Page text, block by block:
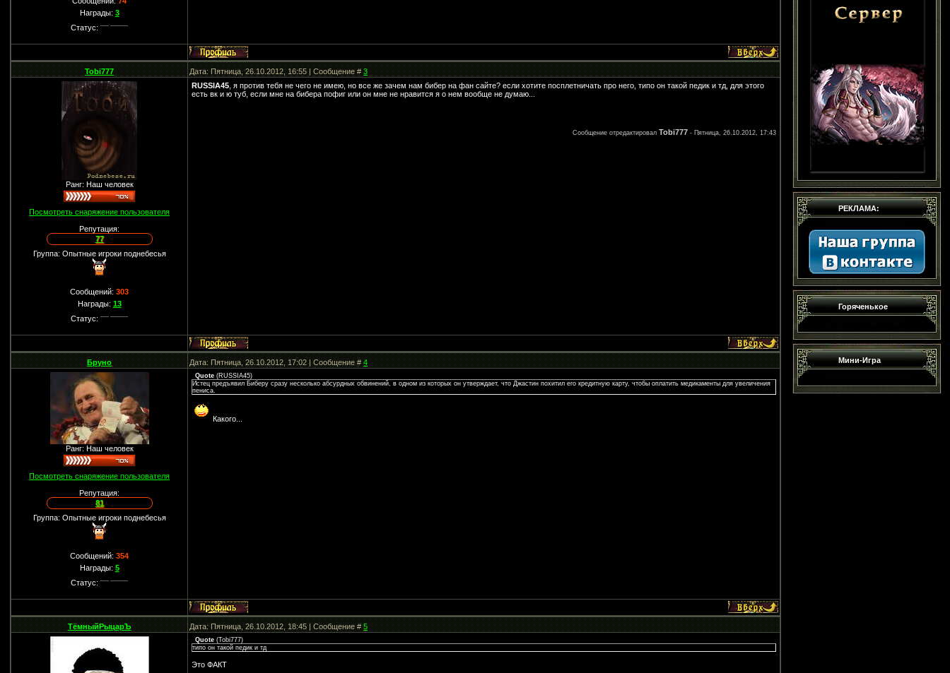
Награды: 3
Статус:
Tobi777 Дата: Пятница, 26.10.2012, 16:55 | Сообщение #3
Ранг: Наш человек
Посмотреть снаряжение пользователя
Репутация:
77
Группа: Опытные игроки поднебесья
Сообщений:303
Награды: 13
Статус:
RUSSIA45 , я против тебя не чего не имею, но все же зачем нам бибер на фан сайте? если хотите посплетничать про него, типо он такой педик и тд, для этого
есть вк и ю туб, если мне на бибера пофиг или он мне не нравится я о нем вообще не думаю...
Сообщение отредактировалTobi777 - Пятница, 26.10.2012, 17:43
Бруно Дата: Пятница, 26.10.2012, 17:02 | Сообщение #4
Ранг: Наш человек
Посмотреть снаряжение пользователя
Репутация:
81
Группа: Опытные игроки поднебесья
Сообщений:354
Награды: 5
Статус:
Quote (RUSSIA45)
Истец предъявил Биберу сразу несколько абсурдных обвинений, в одном из которых он утверждает, что Джастин похитил его кредитную карту, чтобы оплатить медикаменты для увеличения
пениса.
Какого...
ТёмныйРыцарЪ Дата: Пятница, 26.10.2012, 18:45 | Сообщение #5
Quote (Tobi777)
типо он такой педик и тд
Это ФАКТ
РЕКЛАМА:
Горяченькое
Мини-Игра